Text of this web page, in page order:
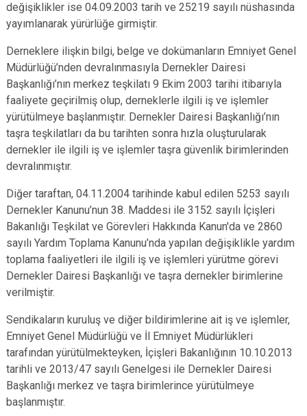
değişiklikler ise 04.09.2003 tarih ve 25219 sayılı nüshasında
yayımlanarak yürürlüğe girmiştir.
Derneklere ilişkin bilgi, belge ve dokümanların Emniyet Genel
Müdürlüğü’nden devralınmasıyla Dernekler Dairesi
Başkanlığı’nın merkez teşkilatı 9 Ekim 2003 tarihi itibarıyla
faaliyete geçirilmiş olup, derneklerle ilgili iş ve işlemler
yürütülmeye başlanmıştır. Dernekler Dairesi Başkanlığı’nın
taşra teşkilatları da bu tarihten sonra hızla oluşturularak
dernekler ile ilgili iş ve işlemler taşra güvenlik birimlerinden
devralınmıştır.
Diğer taraftan, 04.11.2004 tarihinde kabul edilen 5253 sayılı
Dernekler Kanunu’nun 38. Maddesi ile 3152 sayılı İçişleri
Bakanlığı Teşkilat ve Görevleri Hakkında Kanun'da ve 2860
sayılı Yardım Toplama Kanunu’nda yapılan değişiklikle yardım
toplama faaliyetleri ile ilgili iş ve işlemleri yürütme görevi
Dernekler Dairesi Başkanlığı ve taşra dernekler birimlerine
verilmiştir.
Sendikaların kuruluş ve diğer bildirimlerine ait iş ve işlemler,
Emniyet Genel Müdürlüğü ve İl Emniyet Müdürlükleri
tarafından yürütülmekteyken, İçişleri Bakanlığının 10.10.2013
tarihli ve 2013/47 sayılı Genelgesi ile Dernekler Dairesi
Başkanlığı merkez ve taşra birimlerince yürütülmeye
başlanmıştır.